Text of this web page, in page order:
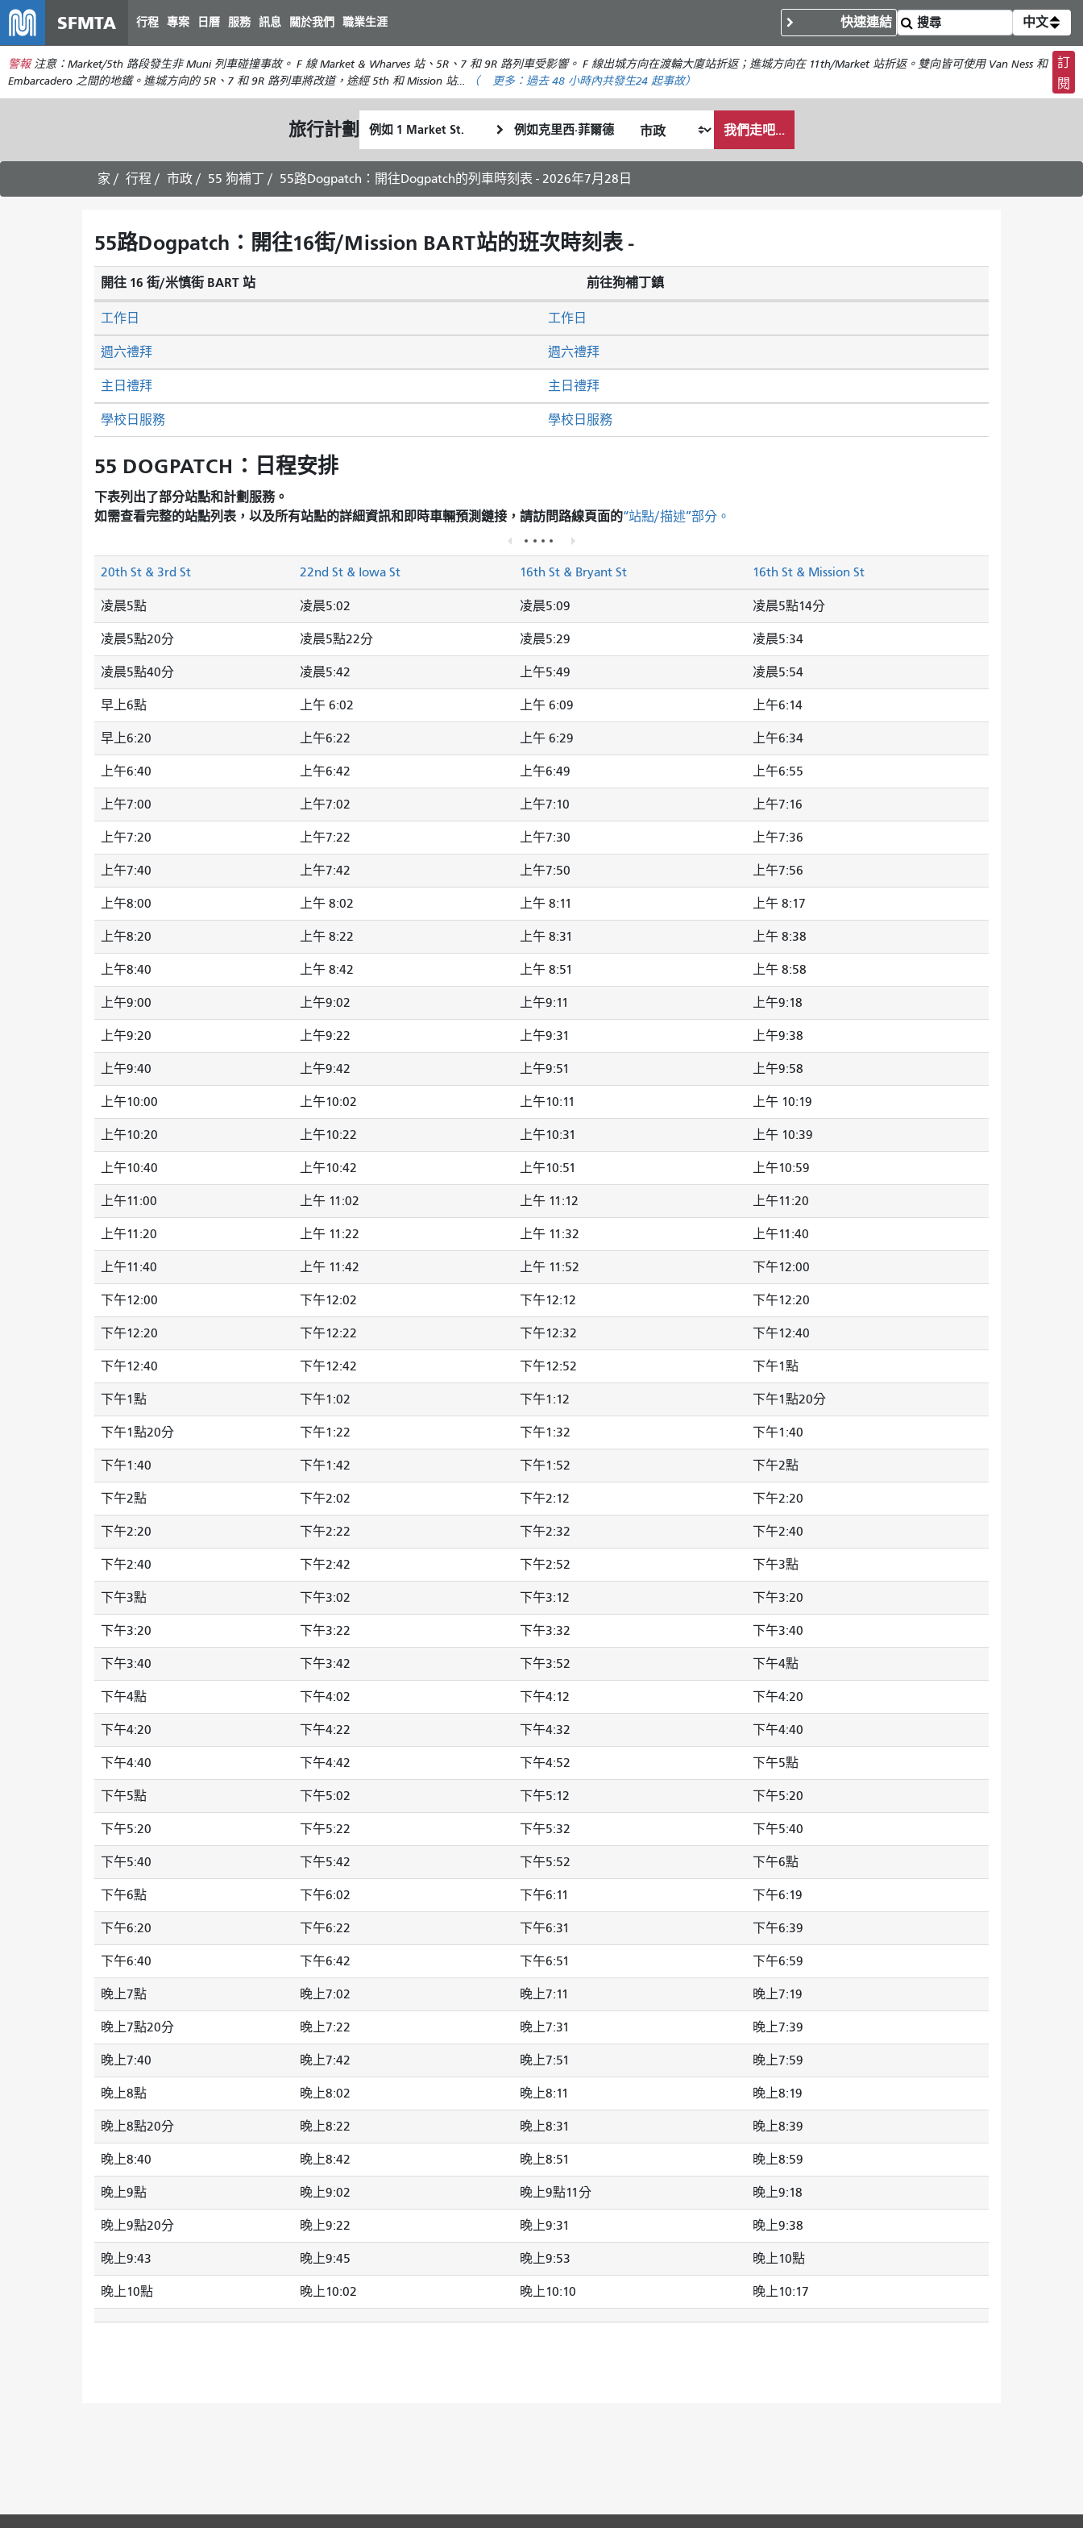
主
要
內
容
SFMTA 行程 專案 日曆 服務 訊息 關於我們 職業生涯 快速連結 中文
警報 注意：Market/5th 路段發生非 Muni 列車碰撞事故。 F 線 Market & Wharves 站、5R、7 和 9R 路列車受影響。 F 線出城方向在渡輪大廈站折返；進城方向在 11th/Market 站折返。雙向皆可使用 Van Ness 和
Embarcadero 之間的地鐵。進城方向的 5R、7 和 9R 路列車將改道，途經 5th 和 Mission 站…
（ 更多： 過去 48 小時內共發生24 起事故）
訂
閱
旅行計劃
起
始
位
置
終
點
位
置
我
希
望
的
行
方
式
我們走吧...
家 行程 市政 55 狗補丁 55路Dogpatch：開往Dogpatch的列車時刻表 - 2026年7月28日
55路Dogpatch：開往16街/Mission BART站的班次時刻表 -
開往 16 街/米慎街 BART 站 前往狗補丁鎮
週六禮拜 週六禮拜
主日禮拜 主日禮拜
工作日 工作日
學校日服務 學校日服務
55 DOGPATCH：日程安排
下表列出了部分站點和計劃服務。
如需查看完整的站點列表，以及所有站點的詳細資訊和即時車輛預測鏈接，請訪問路線頁面的“站點/描述”部分。
20th St & 3rd St 22nd St & Iowa St 16th St & Bryant St 16th St & Mission St
凌晨5點 凌晨5:02 凌晨5:09 凌晨5點14分
凌晨5點20分 凌晨5點22分 凌晨5:29 凌晨5:34
凌晨5點40分 凌晨5:42 上午5:49 凌晨5:54
早上6點 上午 6:02 上午 6:09 上午6:14
早上6:20 上午6:22 上午 6:29 上午6:34
上午6:40 上午6:42 上午6:49 上午6:55
上午7:00 上午7:02 上午7:10 上午7:16
上午7:20 上午7:22 上午7:30 上午7:36
上午7:40 上午7:42 上午7:50 上午7:56
上午8:00 上午 8:02 上午 8:11 上午 8:17
上午8:20 上午 8:22 上午 8:31 上午 8:38
上午8:40 上午 8:42 上午 8:51 上午 8:58
上午9:00 上午9:02 上午9:11 上午9:18
上午9:20 上午9:22 上午9:31 上午9:38
上午9:40 上午9:42 上午9:51 上午9:58
上午10:00 上午10:02 上午10:11 上午 10:19
上午10:20 上午10:22 上午10:31 上午 10:39
上午10:40 上午10:42 上午10:51 上午10:59
上午11:00 上午 11:02 上午 11:12 上午11:20
上午11:20 上午 11:22 上午 11:32 上午11:40
上午11:40 上午 11:42 上午 11:52 下午12:00
下午12:00 下午12:02 下午12:12 下午12:20
下午12:20 下午12:22 下午12:32 下午12:40
下午12:40 下午12:42 下午12:52 下午1點
下午1點 下午1:02 下午1:12 下午1點20分
下午1點20分 下午1:22 下午1:32 下午1:40
下午1:40 下午1:42 下午1:52 下午2點
下午2點 下午2:02 下午2:12 下午2:20
下午2:20 下午2:22 下午2:32 下午2:40
下午2:40 下午2:42 下午2:52 下午3點
下午3點 下午3:02 下午3:12 下午3:20
下午3:20 下午3:22 下午3:32 下午3:40
下午3:40 下午3:42 下午3:52 下午4點
下午4點 下午4:02 下午4:12 下午4:20
下午4:20 下午4:22 下午4:32 下午4:40
下午4:40 下午4:42 下午4:52 下午5點
下午5點 下午5:02 下午5:12 下午5:20
下午5:20 下午5:22 下午5:32 下午5:40
下午5:40 下午5:42 下午5:52 下午6點
下午6點 下午6:02 下午6:11 下午6:19
下午6:20 下午6:22 下午6:31 下午6:39
下午6:40 下午6:42 下午6:51 下午6:59
晚上7點 晚上7:02 晚上7:11 晚上7:19
晚上7點20分 晚上7:22 晚上7:31 晚上7:39
晚上7:40 晚上7:42 晚上7:51 晚上7:59
晚上8點 晚上8:02 晚上8:11 晚上8:19
晚上8點20分 晚上8:22 晚上8:31 晚上8:39
晚上8:40 晚上8:42 晚上8:51 晚上8:59
晚上9點 晚上9:02 晚上9點11分 晚上9:18
晚上9點20分 晚上9:22 晚上9:31 晚上9:38
晚上9:43 晚上9:45 晚上9:53 晚上10點
晚上10點 晚上10:02 晚上10:10 晚上10:17